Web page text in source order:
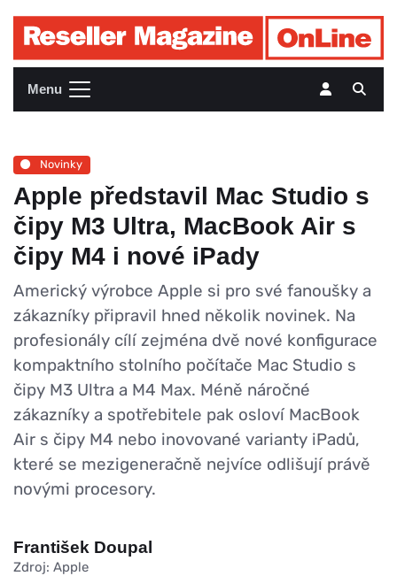
Menu
Novinky
Apple představil Mac Studio s
čipy M3 Ultra, MacBook Air s
čipy M4 i nové iPady
Americký výrobce Apple si pro své fanoušky a
zákazníky připravil hned několik novinek. Na
profesionály cílí zejména dvě nové konfigurace
kompaktního stolního počítače Mac Studio s
čipy M3 Ultra a M4 Max. Méně náročné
zákazníky a spotřebitele pak osloví MacBook
Air s čipy M4 nebo inovované varianty iPadů,
které se mezigeneračně nejvíce odlišují právě
novými procesory.
František Doupal
Zdroj: Apple